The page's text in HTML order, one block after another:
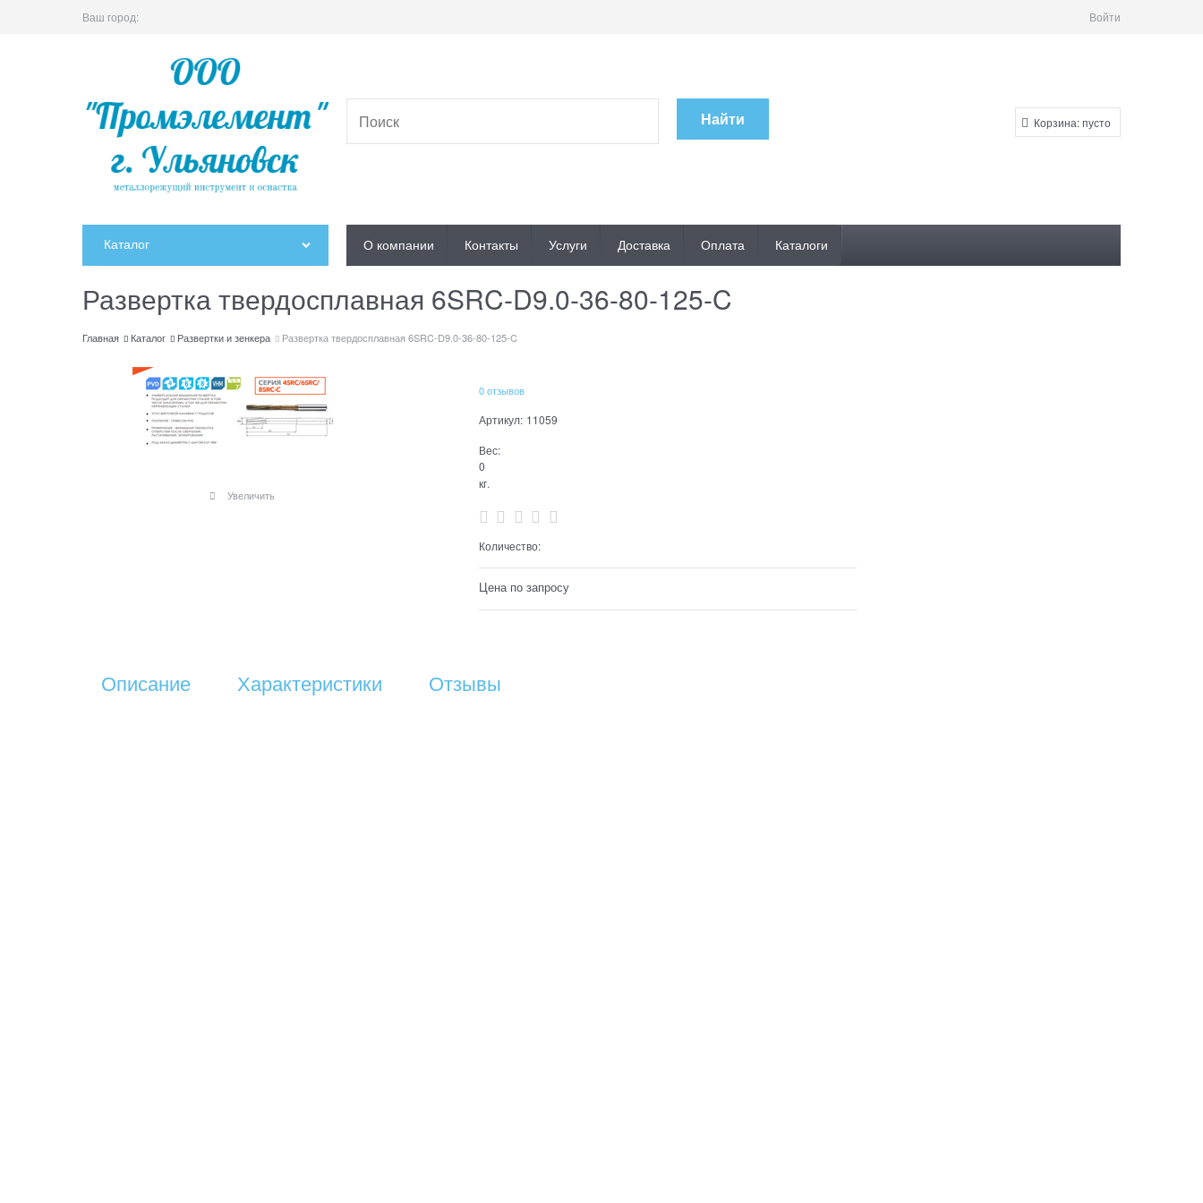
Ваш город: Войти
Найти Корзина:пусто
Каталог О компании Контакты Услуги Доставка Оплата Каталоги
Развертка твердосплавная 6SRC-D9.0-36-80-125-C
Главная Каталог Развертки и зенкера Развертка твердосплавная 6SRC-D9.0-36-80-125-C
Увеличить
0 отзывов
Артикул: 11059
Вес:
0
кг.
Количество:
Цена по запросу
Описание Характеристики Отзывы